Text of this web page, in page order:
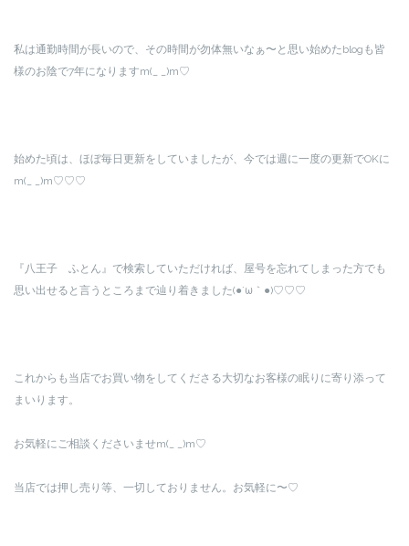
私は通勤時間が長いので、その時間が勿体無いなぁ〜と思い始めたblogも皆
様のお陰で7年になりますm(_ _)m♡
始めた頃は、ほぼ毎日更新をしていましたが、今では週に一度の更新でOKに
m(_ _)m♡♡♡
『八王子 ふとん』で検索していただければ、屋号を忘れてしまった方でも
思い出せると言うところまで辿り着きました(●´ω｀●)♡♡♡
これからも当店でお買い物をしてくださる大切なお客様の眠りに寄り添って
まいります。
お気軽にご相談くださいませm(_ _)m♡
当店では押し売り等、一切しておりません。お気軽に〜♡